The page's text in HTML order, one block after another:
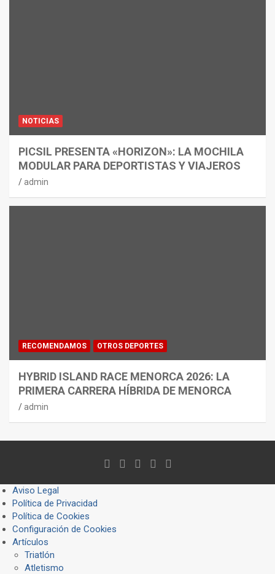
NOTICIAS
PICSIL PRESENTA «HORIZON»: LA MOCHILA
MODULAR PARA DEPORTISTAS Y VIAJEROS
admin
RECOMENDAMOS OTROS DEPORTES
HYBRID ISLAND RACE MENORCA 2026: LA
PRIMERA CARRERA HÍBRIDA DE MENORCA
admin
Aviso Legal
Política de Privacidad
Política de Cookies
Configuración de Cookies
Artículos
Triatlón
Atletismo